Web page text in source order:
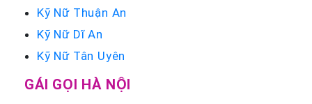
Kỹ Nữ Thuận An
Kỹ Nữ Dĩ An
Kỹ Nữ Tân Uyên
GÁI GỌI HÀ NỘI